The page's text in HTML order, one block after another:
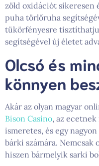
zöld oxidációt sikeresen
puha törlőruha
tükörfényesre
segítségével új életet
Olcsó és
könnyen
Akár az olyan magyar
Bison Casino, az ecetnek
ismeretes, és egy
bárki számára. Nemcsak
hiszen bármelyik sarki